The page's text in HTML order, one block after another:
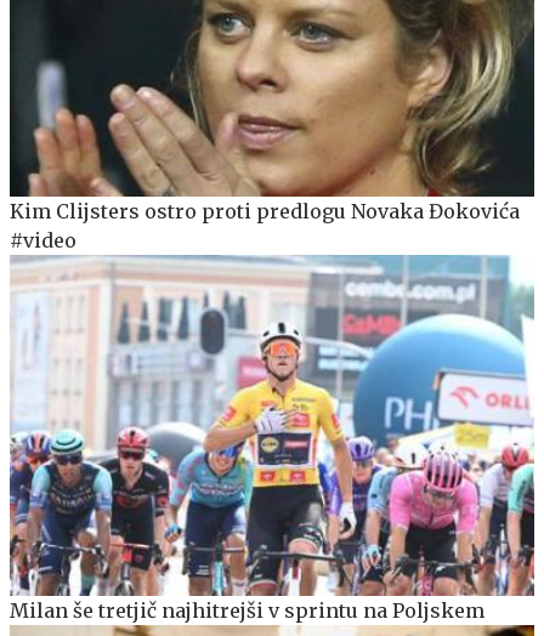
Kim Clijsters ostro proti predlogu Novaka Đokovića
#video
Milan še tretjič najhitrejši v sprintu na Poljskem